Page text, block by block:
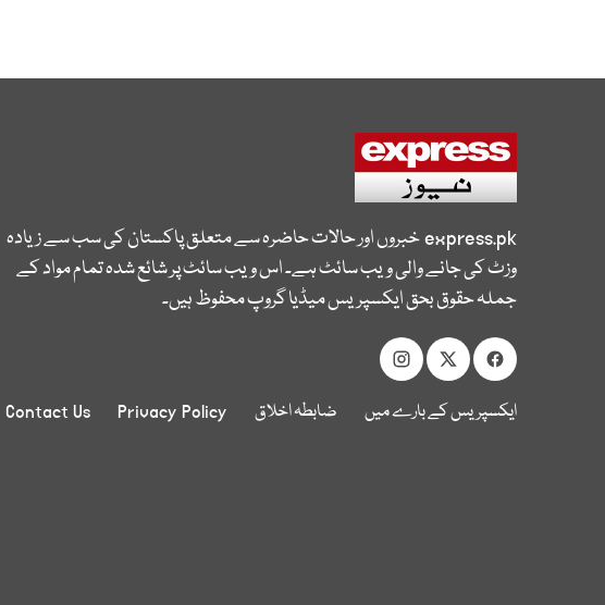
express.pkخبروں اور حالات حاضرہ سے متعلق پاکستان کی سب سے زیادہ
وزٹ کی جانے والی ویب سائٹ ہے۔ اس ویب سائٹ پر شائع شدہ تمام مواد کے
جملہ حقوق بحق ایکسپریس میڈیا گروپ محفوظ ہیں۔
ایکسپریس کے بارے میں ضابطہ اخلاق Privacy Policy
Contact Us